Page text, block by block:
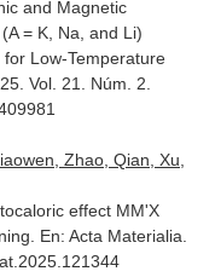
and Magnetic
= K, Na, and Li)
Low-Temperature
Vol. 21. Núm. 2.
Zhao, Qian, Xu,
effect MM'X
En: Acta Materialia